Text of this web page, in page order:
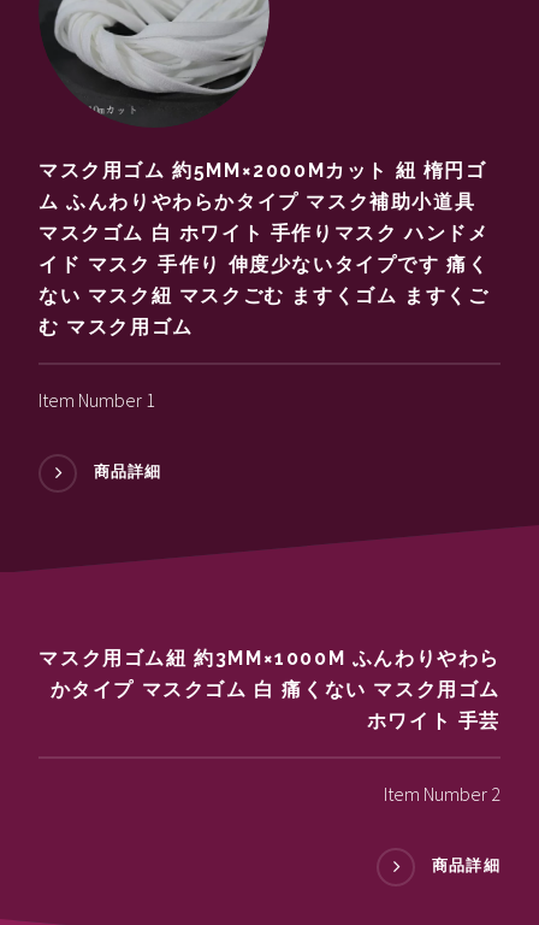
マスク用ゴム 約5MM×2000Mカット 紐 楕円ゴ
ム ふんわりやわらかタイプ マスク補助小道具
マスクゴム 白 ホワイト 手作りマスク ハンドメ
イド マスク 手作り 伸度少ないタイプです 痛く
ない マスク紐 マスクごむ ますくゴム ますくご
む マスク用ゴム
Item Number 1
商品詳細
マスク用ゴム紐 約3MM×1000M ふんわりやわら
かタイプ マスクゴム 白 痛くない マスク用ゴム
ホワイト 手芸
Item Number 2
商品詳細